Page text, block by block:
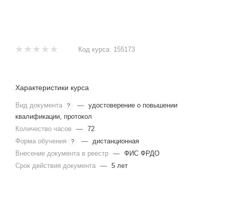
Код курса: 155173
Характеристики курса
Вид документа ? — удостоверение о повышении
квалификации, протокол
Количество часов
— 72
Форма обучения
? —
дистанционная
Внесение документа в реестр — ФИС ФРДО
Срок действия документа — 5 лет